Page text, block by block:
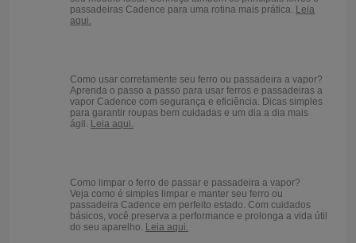
passadeiras Cadence para uma rotina mais prática. Leia
aqui.
Como usar corretamente seu ferro ou passadeira a vapor?
Aprenda o passo a passo para usar ferros e passadeiras a
vapor Cadence com segurança e eficiência. Dicas simples
para garantir roupas bem cuidadas e um dia a dia mais
ágil. Leia aqui.
Como limpar o ferro de passar e passadeira a vapor?
Veja como é simples limpar e manter seu ferro ou
passadeira Cadence em perfeito estado. Com cuidados
básicos, você preserva a performance e prolonga a vida útil
do seu aparelho. Leia aqui.